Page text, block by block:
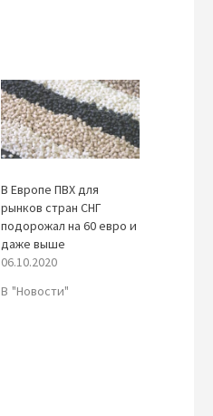
В Европе ПВХ для
рынков стран СНГ
подорожал на 60 евро и
даже выше
06.10.2020
В "Новости"